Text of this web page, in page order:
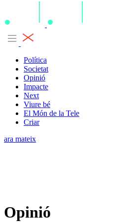
Política
Societat
Opinió
Impacte
Next
Viure bé
El Món de la Tele
Criar
ara mateix
Opinió